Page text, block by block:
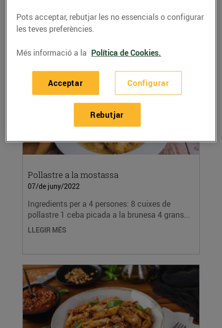
Ingredients per a 4 persones: Per al lluç: 4
supremes de lluç fresc Un raig d’oli d’oliva ...
Pollastre a la mostassa
07/de juny/2022
Ingredients per a 4 persones: 8 cuixes de
pollastre 1 ceba picada a la brunesa 4 grans...
LLEGIR MÉS
Pots acceptar, rebutjar les no essencials o configurar
les teves preferències.
Més informació a la Política de Cookies.
Configurar
Rebutjar
Acceptar